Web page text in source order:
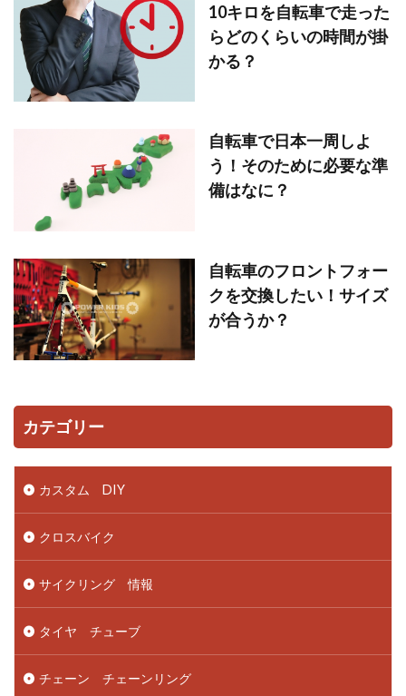
10キロを自転車で走った
らどのくらいの時間が掛
かる？
自転車で日本一周しよ
う！そのために必要な準
備はなに？
自転車のフロントフォー
クを交換したい！サイズ
が合うか？
カテゴリー
カスタム DIY
クロスバイク
サイクリング 情報
タイヤ チューブ
チェーン チェーンリング